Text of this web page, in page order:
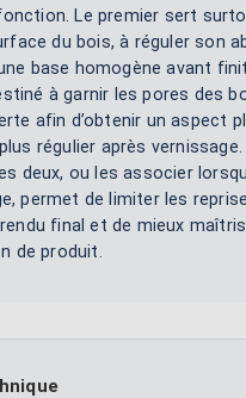
Le premier sert
du bois, à réguler son
base homogène avant
à garnir les pores des
afin d’obtenir un aspect
régulier après vernissage.
deux, ou les associer
permet de limiter les
final et de mieux
de produit.